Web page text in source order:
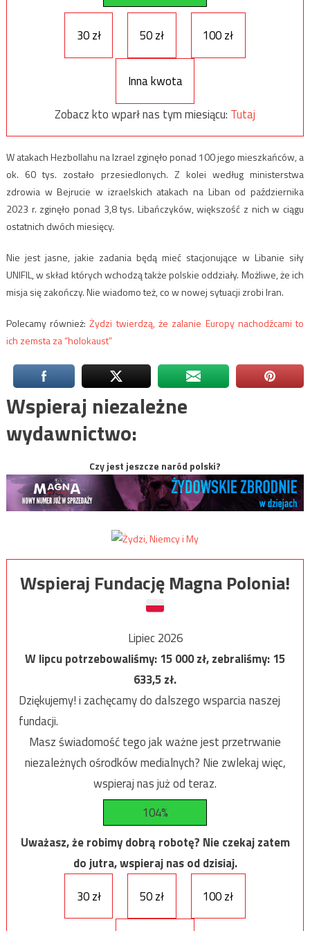
30 zł 50 zł 100 zł
Inna kwota
Zobacz kto wparł nas tym miesiącu: Tutaj
W atakach Hezbollahu na Izrael zginęło ponad 100 jego mieszkańców, a
ok. 60 tys. zostało przesiedlonych. Z kolei według ministerstwa
zdrowia w Bejrucie w izraelskich atakach na Liban od października
2023 r. zginęło ponad 3,8 tys. Libańczyków, większość z nich w ciągu
ostatnich dwóch miesięcy.
Nie jest jasne, jakie zadania będą mieć stacjonujące w Libanie siły
UNIFIL, w skład których wchodzą także polskie oddziały. Możliwe, że ich
misja się zakończy. Nie wiadomo też, co w nowej sytuacji zrobi Iran.
Polecamy również:Żydzi twierdzą, że zalanie Europy nachodźcami to
ich zemsta za “holokaust”
Wspieraj niezależne
wydawnictwo:
Czy jest jeszcze naród polski?
Wspieraj Fundację Magna Polonia!
Lipiec 2026
W lipcu potrzebowaliśmy:15 000zł, zebraliśmy:15
633,5zł.
Dziękujemy! i zachęcamy do dalszego wsparcia naszej
fundacji.
Masz świadomość tego jak ważne jest przetrwanie
niezależnych ośrodków medialnych? Nie zwlekaj więc,
wspieraj nas już od teraz.
104%
Uważasz, że robimy dobrą robotę? Nie czekaj zatem
do jutra, wspieraj nas od dzisiaj.
30 zł
50 zł 100 zł